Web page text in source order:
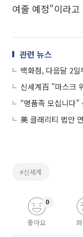
여줄 예정"이라고
관련 뉴스
백화점, 다음달 2
#신세계
좋아요
0